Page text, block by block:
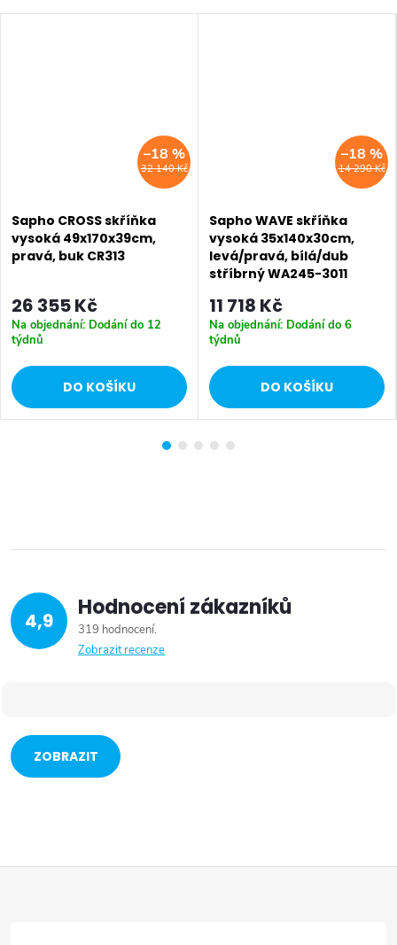
32 140 Kč
–18 %
Sapho CROSS skříňka
vysoká 49x170x39cm,
pravá, buk CR313
26 355 Kč
Na objednání: Dodání do 12
týdnů
DO KOŠÍKU
14 290 Kč
–18 %
Sapho WAVE skříňka
vysoká 35x140x30cm,
levá/pravá, bílá/dub
stříbrný WA245-3011
11 718 Kč
Na objednání: Dodání do 6
týdnů
DO KOŠÍKU
4,9 Hodnocení zákazníků
319 hodnocení
Zobrazit recenze
ZOBRAZIT